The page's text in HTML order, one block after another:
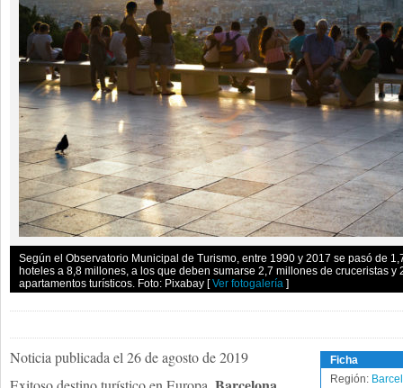
Según el Observatorio Municipal de Turismo, entre 1990 y 2017 se pasó de
hoteles a 8,8 millones, a los que deben sumarse 2,7 millones de cruceristas y
apartamentos turísticos. Foto: Pixabay [Ver fotogalería ]
Ficha
Región:
Noticia publicada el 26 de agosto de 2019